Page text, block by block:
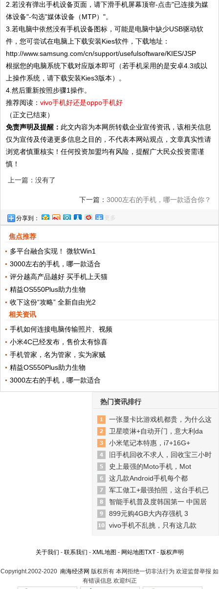
2.若没有弹出手机设备页面，请下滑手机屏幕顶帘-点击"已连接为媒
体设备"-勾选"媒体设备（MTP）"。
3.若电脑中依然没有手机设备图标，可能是电脑中缺少USB驱动软
件，您可尝试在电脑上下载安装Kies软件，下载地址：
http://www.samsung.com/cn/support/usefulsoftware/KIES/JSP
根据您的电脑系统下载对应版本即可（若手机采用的是安卓4.3或以
上操作系统，请下载安装Kies3版本）。
4.然后重新按照步骤1操作。
推荐阅读：vivo手机好还是oppo手机好
（正文已结束）
免责声明及提醒： 此文内容为本网所转载企业宣传资讯，该相关信息
仅为宣传及传递更多信息之目的，不代表本网站观点，文章真实性请
浏览者慎重核实！任何投资加盟均有风险，提醒广大民众投资需谨
慎！
上一篇：没有了
下一篇： 3000左右的手机，哪一款适合你？
分享到： 更多
焦点推荐
多平台融合实现！ 微软Win1
3000左右的手机，哪一款适合
评分越高产品越好 买手机上天猫
精益OS550Plus助力生物
收下这份“攻略” 全新自由光2
相关资讯
手机如何连接电脑传输照片、视频
小米4C已经发布，售价太有惊喜
手机管家，名为管家，实为家贼
精益OS550Plus助力生物
3000左右的手机，哪一款适合
热门资讯排行
一张显卡比游戏机都贵，为什么这
卫星喷淋+自动开门，意大利da
小米笔记本特惠，i7+16G+
旧手机回收不求人，回收宝三小时
史上最强的Moto手机，Mot
这几款Android手机每个都
军工做工+最强拍照，这台手机已
智能手机普及度韩国第一 中国居
899元购4GB大内存强机 3
vivo手机不乱挑，只有这几款
关于我们 - 联系我们 - XML地图 - 网站地图TXT- 版权声明
Copyright.2002-2020 南海经济网 版权所有 本网拒绝一切非法行为 欢迎监督举报 如
有错误信息 欢迎纠正